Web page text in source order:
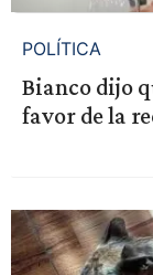
POLÍTICA
Bianco dijo
favor de la